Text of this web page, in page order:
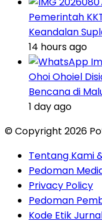
Pemerintah
Keandalan
14 hours ago
Ohoi Ohoiel
Bencana di
1 day ago
© Copyright 2026
Tentang Kami
Pedoman
Privacy Policy
Pedoman
Kode Etik